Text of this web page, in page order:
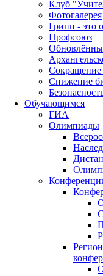
Клуб
Фотогалерея
Грипп - это
Профсоюз
Сокращение
Снижение
Обучающимся
ГИА
Олимпиады